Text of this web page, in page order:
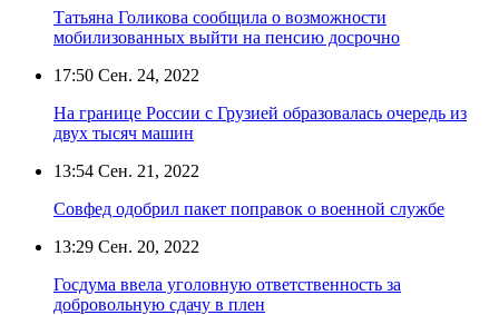
Татьяна Голикова сообщила о возможности
мобилизованных выйти на пенсию досрочно
17:50 Сен. 24, 2022
На границе России с Грузией образовалась очередь из
двух тысяч машин
13:54 Сен. 21, 2022
Совфед одобрил пакет поправок о военной службе
13:29 Сен. 20, 2022
Госдума ввела уголовную ответственность за
добровольную сдачу в плен